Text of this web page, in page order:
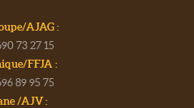
AJAG :
73 27 15
FFJA :
89 95 75
/AJV :